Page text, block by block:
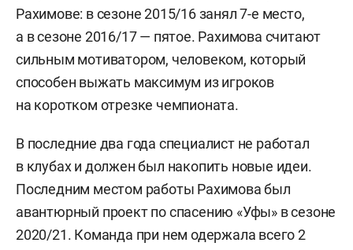
Рахимове: в сезоне 2015/16 занял 7-е место,
а в сезоне 2016/17 — пятое. Рахимова считают
сильным мотиватором, человеком, который
способен выжать максимум из игроков
на коротком отрезке чемпионата.
В последние два года специалист не работал
в клубах и должен был накопить новые идеи.
Последним местом работы Рахимова был
авантюрный проект по спасению «Уфы» в сезоне
2020/21. Команда при нем одержала всего 2